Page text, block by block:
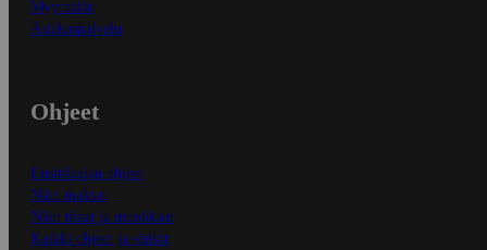
Myymälät
Asiakaspalvelu
Ohjeet
Ensitilaajan ohjeet
Näin maksat
Näin tilaat ja muokkaat
Kaikki ohjeet ja vinkit